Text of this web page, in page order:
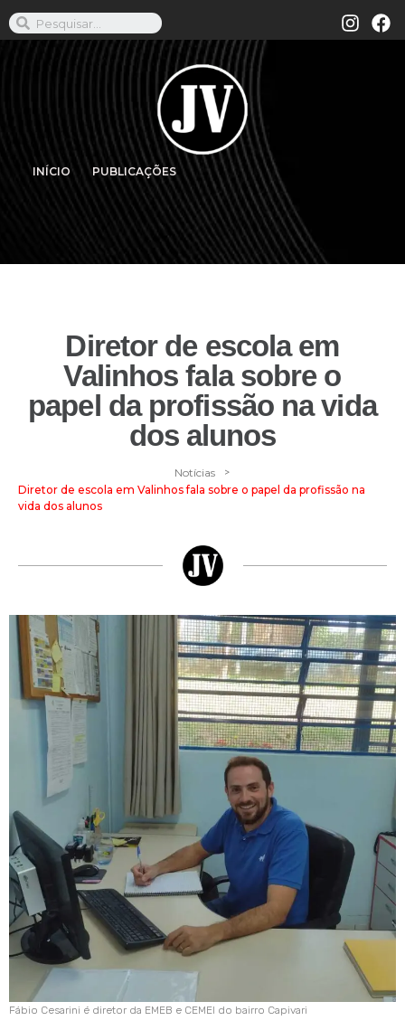
INÍCIO PUBLICAÇÕES
Diretor de escola em
Valinhos fala sobre o
papel da profissão na vida
dos alunos
Notícias >
Diretor de escola em Valinhos fala sobre o papel da profissão na
vida dos alunos
Fábio Cesarini é diretor da EMEB e CEMEI do bairro Capivari